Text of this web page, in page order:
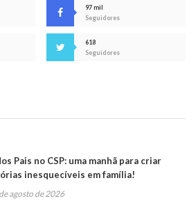
97 mil
Seguidores
618
Seguidores
Pais no CSP: uma manhã para criar
inesquecíveis em família!
agosto de 2026